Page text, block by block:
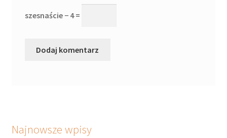
szesnaście − 4 =
Najnowsze wpisy